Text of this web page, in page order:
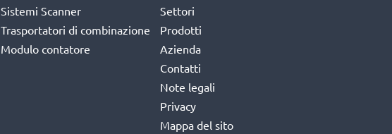
Sistemi Scanner
Trasportatori di combinazione
Modulo contatore
Settori
Prodotti
Azienda
Contatti
Note legali
Privacy
Mappa del sito